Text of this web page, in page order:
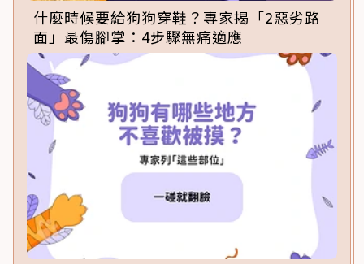
什麼時候要給狗狗穿鞋？專家揭「2惡劣路
面」最傷腳掌：4步驟無痛適應